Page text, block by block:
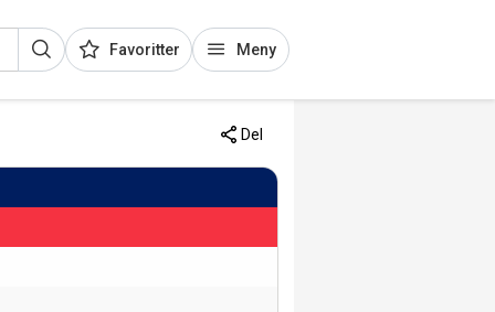
Favoritter Meny
Del